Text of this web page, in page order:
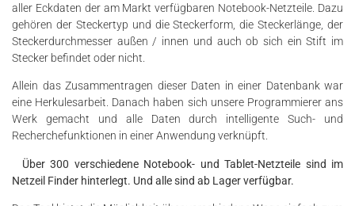
aller Eckdaten der am Markt verfügbaren Notebook-Netzteile. Dazu
gehören der Steckertyp und die Steckerform, die Steckerlänge, der
Steckerdurchmesser außen / innen und auch ob sich ein Stift im
Stecker befindet oder nicht.
Allein das Zusammentragen dieser Daten in einer Datenbank war
eine Herkulesarbeit. Danach haben sich unsere Programmierer ans
Werk gemacht und alle Daten durch intelligente Such- und
Recherchefunktionen in einer Anwendung verknüpft.
Über 300 verschiedene Notebook- und Tablet-Netzteile sind im
Netzeil Finder hinterlegt. Und alle sind ab Lager verfügbar.